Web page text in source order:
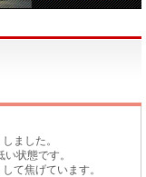
ました。
状態です。
て焦げています。